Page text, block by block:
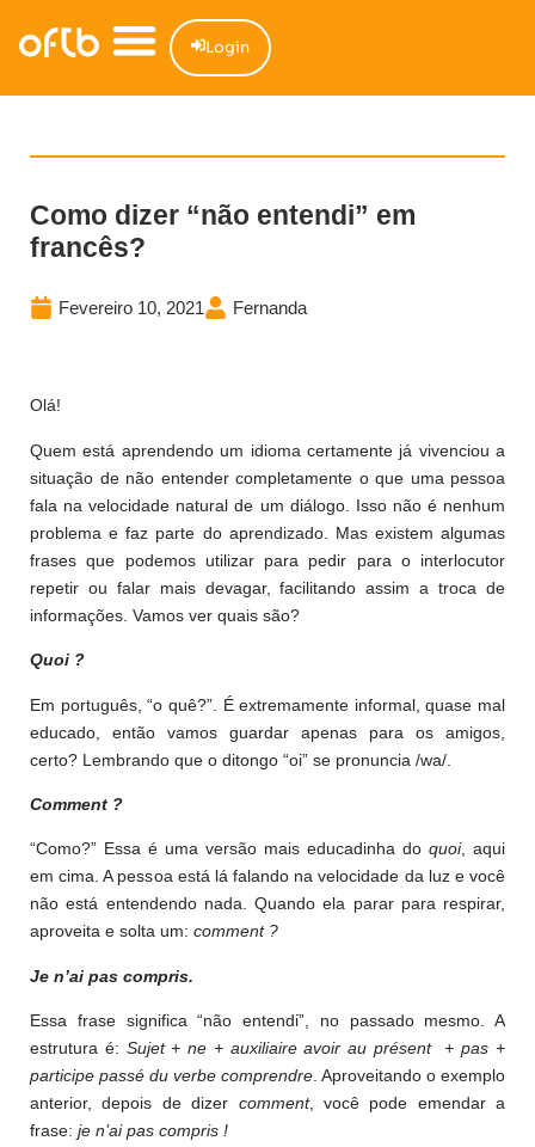
Login
Como dizer “não entendi” em
francês?
Fevereiro 10, 2021 Fernanda
Olá!
Quem está aprendendo um idioma certamente já vivenciou a
situação de não entender completamente o que uma pessoa
fala na velocidade natural de um diálogo. Isso não é nenhum
problema e faz parte do aprendizado. Mas existem algumas
frases que podemos utilizar para pedir para o interlocutor
repetir ou falar mais devagar, facilitando assim a troca de
informações. Vamos ver quais são?
Quoi ?
Em português, “o quê?”. É extremamente informal, quase mal
educado, então vamos guardar apenas para os amigos,
certo? Lembrando que o ditongo “oi” se pronuncia /wa/.
Comment ?
“Como?” Essa é uma versão mais educadinha do quoi, aqui
em cima. A pessoa está lá falando na velocidade da luz e você
não está entendendo nada. Quando ela parar para respirar,
aproveita e solta um: comment ?
Je n’ai pas compris.
Essa frase significa “não entendi”, no passado mesmo. A
estrutura é: Sujet + ne + auxiliaire avoir au présent + pas +
participe passé du verbe comprendre . Aproveitando o exemplo
anterior, depois de dizer comment, você pode emendar a
frase: je n’ai pas compris !